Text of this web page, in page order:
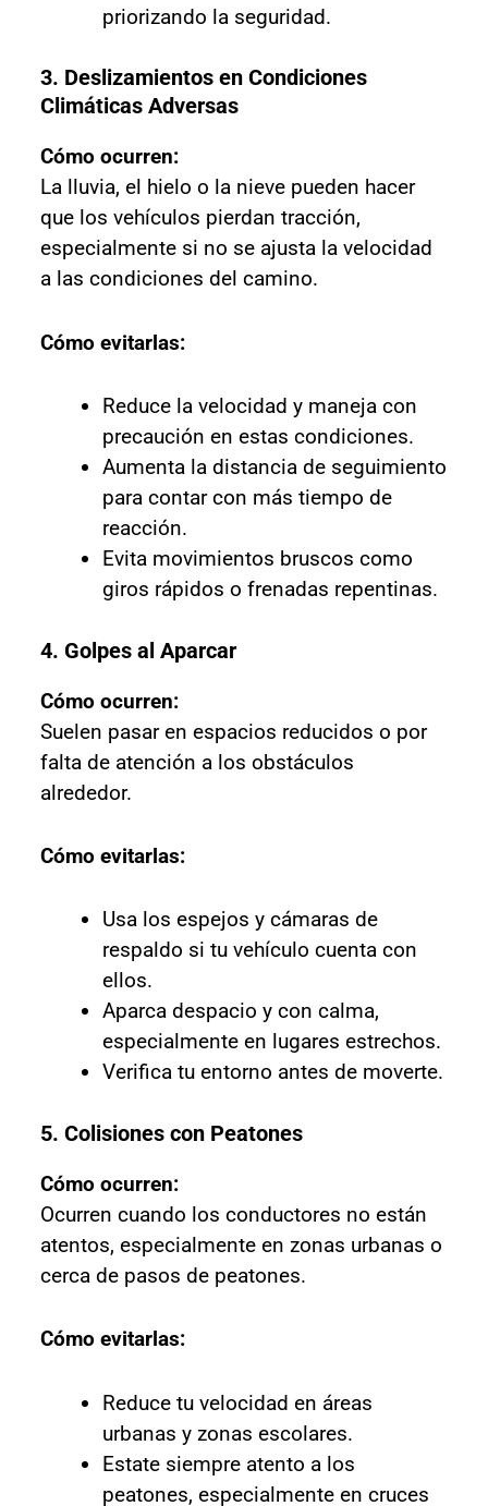
priorizando la seguridad.
3. Deslizamientos en Condiciones
Climáticas Adversas
Cómo ocurren:
La lluvia, el hielo o la nieve pueden hacer
que los vehículos pierdan tracción,
especialmente si no se ajusta la velocidad
a las condiciones del camino.
Cómo evitarlas:
Reduce la velocidad y maneja con
precaución en estas condiciones.
Aumenta la distancia de seguimiento
para contar con más tiempo de
reacción.
Evita movimientos bruscos como
giros rápidos o frenadas repentinas.
4. Golpes al Aparcar
Cómo ocurren:
Suelen pasar en espacios reducidos o por
falta de atención a los obstáculos
alrededor.
Cómo evitarlas:
Usa los espejos y cámaras de
respaldo si tu vehículo cuenta con
ellos.
Aparca despacio y con calma,
especialmente en lugares estrechos.
Verifica tu entorno antes de moverte.
5. Colisiones con Peatones
Cómo ocurren:
Ocurren cuando los conductores no están
atentos, especialmente en zonas urbanas o
cerca de pasos de peatones.
Cómo evitarlas:
Reduce tu velocidad en áreas
urbanas y zonas escolares.
Estate siempre atento a los
peatones, especialmente en cruces